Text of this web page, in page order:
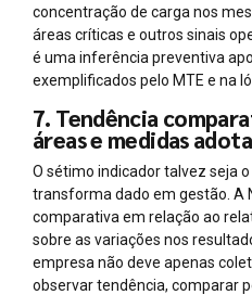
concentração de carga nos
áreas críticas e outros sinais
é uma inferência preventiva
exemplificados pelo MTE e na
7. Tendência
áreas e medidas
O sétimo indicador talvez seja
transforma dado em gestão. A
comparativa em relação ao
sobre as variações nos
empresa não deve apenas
observar tendência, comparar